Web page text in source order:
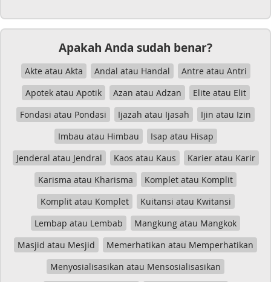
Apakah Anda sudah benar?
Akte atau Akta Andal atau Handal
Antre atau Antri
Apotek atau Apotik
Azan atau Adzan
Elite atau Elit
Fondasi atau Pondasi
Ijazah atau Ijasah
Ijin atau Izin
Imbau atau Himbau
Isap atau Hisap
Jenderal atau Jendral
Kaos atau Kaus
Karier atau Karir
Karisma atau Kharisma
Komplet atau Komplit
Komplit atau Komplet
Kuitansi atau Kwitansi
Lembap atau Lembab
Mangkung atau Mangkok
Masjid atau Mesjid
Memerhatikan atau Memperhatikan
Menyosialisasikan atau Mensosialisasikan